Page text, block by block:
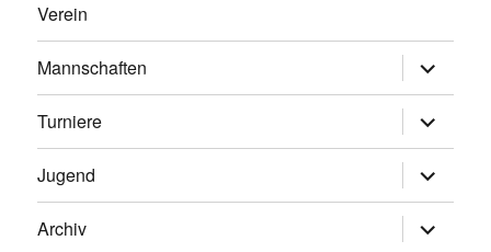
Verein
Mannschaften
anzeigen
Turniere
anzeigen
Jugend
anzeigen
Archiv
anzeigen